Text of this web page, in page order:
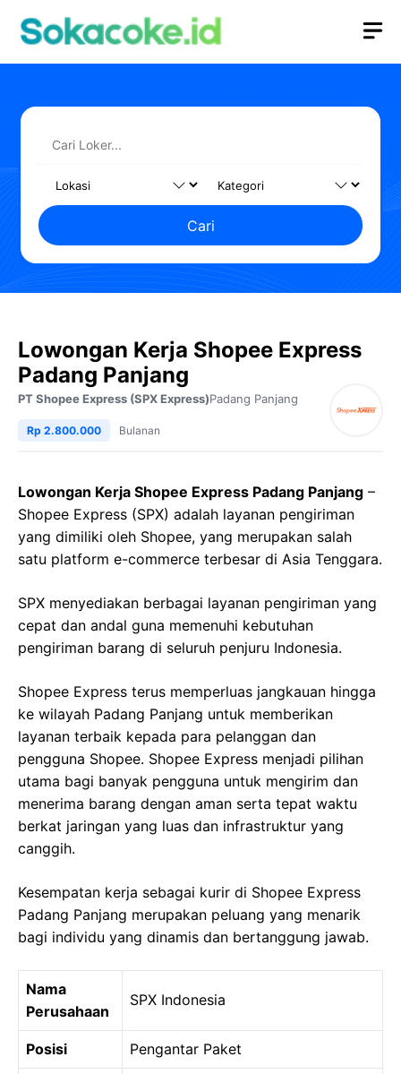
Cari
Lowongan Kerja Shopee Express
Padang Panjang
PT Shopee Express (SPX Express)Padang Panjang
Rp 2.800.000 Bulanan
Lowongan Kerja Shopee Express Padang Panjang –
Shopee Express (SPX) adalah layanan pengiriman
yang dimiliki oleh Shopee, yang merupakan salah
satu platform e-commerce terbesar di Asia Tenggara.
SPX menyediakan berbagai layanan pengiriman yang
cepat dan andal guna memenuhi kebutuhan
pengiriman barang di seluruh penjuru Indonesia.
Shopee Express terus memperluas jangkauan hingga
ke wilayah Padang Panjang untuk memberikan
layanan terbaik kepada para pelanggan dan
pengguna Shopee. Shopee Express menjadi pilihan
utama bagi banyak pengguna untuk mengirim dan
menerima barang dengan aman serta tepat waktu
berkat jaringan yang luas dan infrastruktur yang
canggih.
Kesempatan kerja sebagai kurir di Shopee Express
Padang Panjang merupakan peluang yang menarik
bagi individu yang dinamis dan bertanggung jawab.
Nama
Perusahaan
SPX Indonesia
Posisi Pengantar Paket